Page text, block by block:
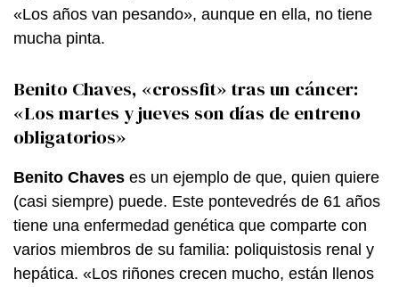
«Los años van pesando», aunque en ella, no tiene
mucha pinta.
Benito Chaves, «crossfit» tras un cáncer:
«Los martes y jueves son días de entreno
obligatorios»
Benito Chaves es un ejemplo de que, quien quiere
(casi siempre) puede. Este pontevedrés de 61 años
tiene una enfermedad genética que comparte con
varios miembros de su familia: poliquistosis renal y
hepática. «Los riñones crecen mucho, están llenos